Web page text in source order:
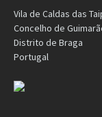
Vila de Caldas das
Concelho de
Distrito de Braga
Portugal